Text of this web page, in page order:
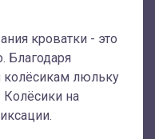
кроватки - это
Благодаря
люльку
на